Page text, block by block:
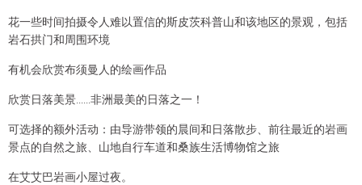
花一些时间拍摄令人难以置信的斯皮茨科普山和该地区的景观，包括
岩石拱门和周围环境
有机会欣赏布须曼人的绘画作品
欣赏日落美景......非洲最美的日落之一！
可选择的额外活动：由导游带领的晨间和日落散步、前往最近的岩画
景点的自然之旅、山地自行车道和桑族生活博物馆之旅
在艾艾巴岩画小屋过夜。